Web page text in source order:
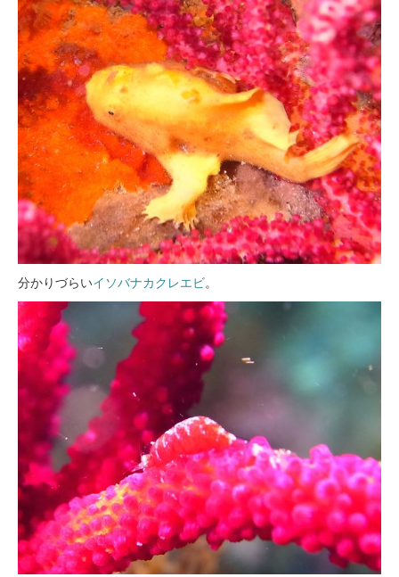
分かりづらいイソバナカクレエビ。